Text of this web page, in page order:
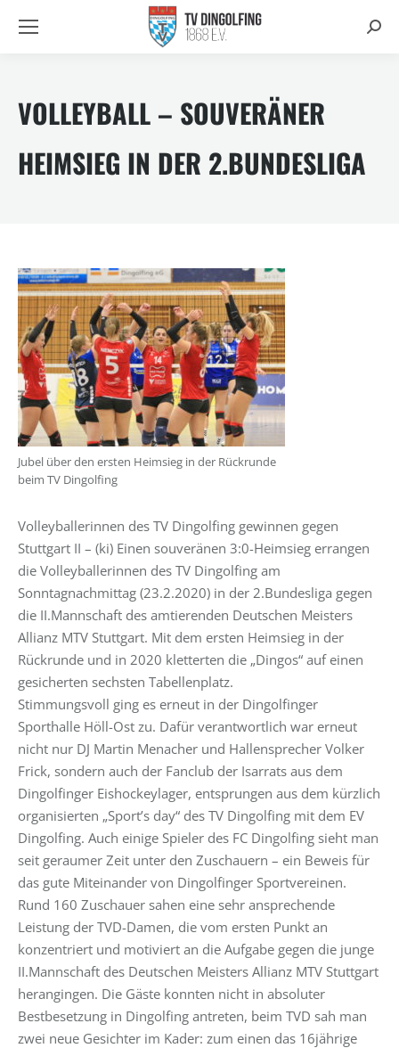
VOLLEYBALL – SOUVERÄNER
HEIMSIEG IN DER 2.BUNDESLIGA
Jubel über den ersten Heimsieg in der Rückrunde
beim TV Dingolfing
Volleyballerinnen des TV Dingolfing gewinnen gegen
Stuttgart II – (ki) Einen souveränen 3:0-Heimsieg errangen
die Volleyballerinnen des TV Dingolfing am
Sonntagnachmittag (23.2.2020) in der 2.Bundesliga gegen
die II.Mannschaft des amtierenden Deutschen Meisters
Allianz MTV Stuttgart. Mit dem ersten Heimsieg in der
Rückrunde und in 2020 kletterten die „Dingos“ auf einen
gesicherten sechsten Tabellenplatz.
Stimmungsvoll ging es erneut in der Dingolfinger
Sporthalle Höll-Ost zu. Dafür verantwortlich war erneut
nicht nur DJ Martin Menacher und Hallensprecher Volker
Frick, sondern auch der Fanclub der Isarrats aus dem
Dingolfinger Eishockeylager, entsprungen aus dem kürzlich
organisierten „Sport’s day“ des TV Dingolfing mit dem EV
Dingolfing. Auch einige Spieler des FC Dingolfing sieht man
seit geraumer Zeit unter den Zuschauern – ein Beweis für
das gute Miteinander von Dingolfinger Sportvereinen.
Rund 160 Zuschauer sahen eine sehr ansprechende
Leistung der TVD-Damen, die vom ersten Punkt an
konzentriert und motiviert an die Aufgabe gegen die junge
II.Mannschaft des Deutschen Meisters Allianz MTV Stuttgart
herangingen. Die Gäste konnten nicht in absoluter
Bestbesetzung in Dingolfing antreten, beim TVD sah man
zwei neue Gesichter im Kader: zum einen das 16jährige